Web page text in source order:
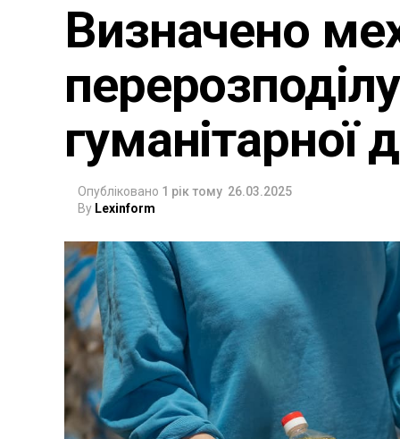
Визначено
гуманітарної
Опубліковано 1 рік тому 26.03.2025
By Lexinform